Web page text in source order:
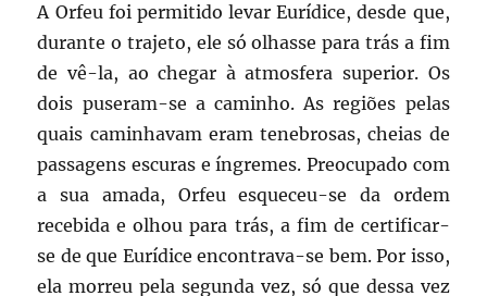
A Orfeu foi permitido levar Eurídice, desde que,
durante o trajeto, ele só olhasse para trás a fim
de vê-la, ao chegar à atmosfera superior. Os
dois puseram-se a caminho. As regiões pelas
quais caminhavam eram tenebrosas, cheias de
passagens escuras e íngremes. Preocupado com
a sua amada, Orfeu esqueceu-se da ordem
recebida e olhou para trás, a fim de certificar-
se de que Eurídice encontrava-se bem. Por isso,
ela morreu pela segunda vez, só que dessa vez